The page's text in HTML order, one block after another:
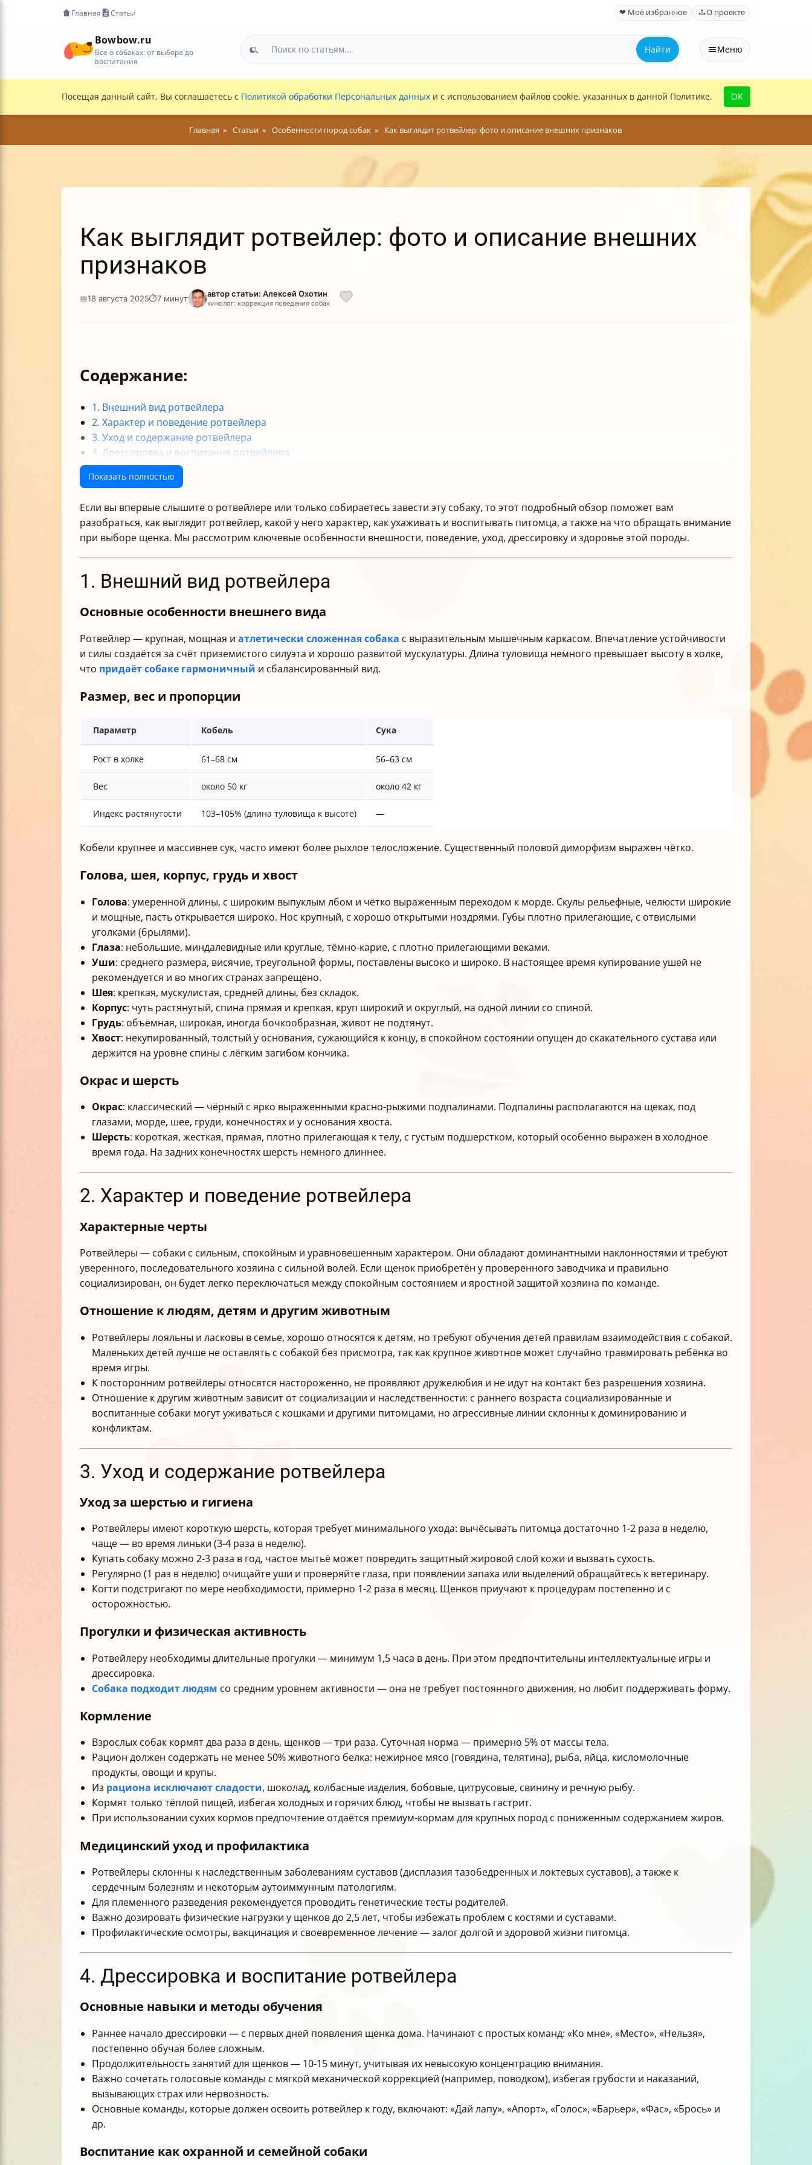
Главная Статьи ❤ Моё избранное О проекте
Bowbow.ru
Все о собаках: от выбора до
воспитания
Найти Меню
Посещая данный сайт, Вы соглашаетесь с Политикой обработки Персональных данных и с использованием файлов cookie, указанных в данной Политике. OK
Главная Статьи Особенности пород собак Как выглядит ротвейлер: фото и описание внешних признаков
Как выглядит ротвейлер: фото и описание внешних
признаков
📅18 августа 2025⏱7 минут автор статьи: Алексей Охотин
кинолог: коррекция поведения собак
Содержание:
1. Внешний вид ротвейлера
2. Характер и поведение ротвейлера
3. Уход и содержание ротвейлера
4. Дрессировка и воспитание ротвейлера
5. Здоровье и продолжительность жизни
6. Стандарты породы и выбор щенка
Показать полностью
Если вы впервые слышите о ротвейлере или только собираетесь завести эту собаку, то этот подробный обзор поможет вам
разобраться, как выглядит ротвейлер, какой у него характер, как ухаживать и воспитывать питомца, а также на что обращать внимание
при выборе щенка. Мы рассмотрим ключевые особенности внешности, поведение, уход, дрессировку и здоровье этой породы.
1. Внешний вид ротвейлера
Основные особенности внешнего вида
Ротвейлер — крупная, мощная и атлетически сложенная собака с выразительным мышечным каркасом. Впечатление устойчивости
и силы создаётся за счёт приземистого силуэта и хорошо развитой мускулатуры. Длина туловища немного превышает высоту в холке,
что придаёт собаке гармоничный и сбалансированный вид.
Размер, вес и пропорции
Параметр Кобель Сука
Рост в холке 61–68 см 56–63 см
Вес около 50 кг около 42 кг
Индекс растянутости 103–105% (длина туловища к высоте) —
Кобели крупнее и массивнее сук, часто имеют более рыхлое телосложение. Существенный половой диморфизм выражен чётко.
Голова, шея, корпус, грудь и хвост
Голова: умеренной длины, с широким выпуклым лбом и чётко выраженным переходом к морде. Скулы рельефные, челюсти широкие
и мощные, пасть открывается широко. Нос крупный, с хорошо открытыми ноздрями. Губы плотно прилегающие, с отвислыми
уголками (брылями).
Глаза: небольшие, миндалевидные или круглые, тёмно-карие, с плотно прилегающими веками.
Уши: среднего размера, висячие, треугольной формы, поставлены высоко и широко. В настоящее время купирование ушей не
рекомендуется и во многих странах запрещено.
Шея: крепкая, мускулистая, средней длины, без складок.
Корпус: чуть растянутый, спина прямая и крепкая, круп широкий и округлый, на одной линии со спиной.
Грудь: объёмная, широкая, иногда бочкообразная, живот не подтянут.
Хвост: некупированный, толстый у основания, сужающийся к концу, в спокойном состоянии опущен до скакательного сустава или
держится на уровне спины с лёгким загибом кончика.
Окрас и шерсть
Окрас: классический — чёрный с ярко выраженными красно-рыжими подпалинами. Подпалины располагаются на щеках, под
глазами, морде, шее, груди, конечностях и у основания хвоста.
Шерсть: короткая, жесткая, прямая, плотно прилегающая к телу, с густым подшерстком, который особенно выражен в холодное
время года. На задних конечностях шерсть немного длиннее.
2. Характер и поведение ротвейлера
Характерные черты
Ротвейлеры — собаки с сильным, спокойным и уравновешенным характером. Они обладают доминантными наклонностями и требуют
уверенного, последовательного хозяина с сильной волей. Если щенок приобретён у проверенного заводчика и правильно
социализирован, он будет легко переключаться между спокойным состоянием и яростной защитой хозяина по команде.
Отношение к людям, детям и другим животным
Ротвейлеры лояльны и ласковы в семье, хорошо относятся к детям, но требуют обучения детей правилам взаимодействия с собакой.
Маленьких детей лучше не оставлять с собакой без присмотра, так как крупное животное может случайно травмировать ребёнка во
время игры.
К посторонним ротвейлеры относятся настороженно, не проявляют дружелюбия и не идут на контакт без разрешения хозяина.
Отношение к другим животным зависит от социализации и наследственности: с раннего возраста социализированные и
воспитанные собаки могут уживаться с кошками и другими питомцами, но агрессивные линии склонны к доминированию и
конфликтам.
3. Уход и содержание ротвейлера
Уход за шерстью и гигиена
Ротвейлеры имеют короткую шерсть, которая требует минимального ухода: вычёсывать питомца достаточно 1-2 раза в неделю,
чаще — во время линьки (3-4 раза в неделю).
Купать собаку можно 2-3 раза в год, частое мытьё может повредить защитный жировой слой кожи и вызвать сухость.
Регулярно (1 раз в неделю) очищайте уши и проверяйте глаза, при появлении запаха или выделений обращайтесь к ветеринару.
Когти подстригают по мере необходимости, примерно 1-2 раза в месяц. Щенков приучают к процедурам постепенно и с
осторожностью.
Прогулки и физическая активность
Ротвейлеру необходимы длительные прогулки — минимум 1,5 часа в день. При этом предпочтительны интеллектуальные игры и
дрессировка.
Собака подходит людям со средним уровнем активности — она не требует постоянного движения, но любит поддерживать форму.
Кормление
Взрослых собак кормят два раза в день, щенков — три раза. Суточная норма — примерно 5% от массы тела.
Рацион должен содержать не менее 50% животного белка: нежирное мясо (говядина, телятина), рыба, яйца, кисломолочные
продукты, овощи и крупы.
Из рациона исключают сладости, шоколад, колбасные изделия, бобовые, цитрусовые, свинину и речную рыбу.
Кормят только тёплой пищей, избегая холодных и горячих блюд, чтобы не вызвать гастрит.
При использовании сухих кормов предпочтение отдаётся премиум-кормам для крупных пород с пониженным содержанием жиров.
Медицинский уход и профилактика
Ротвейлеры склонны к наследственным заболеваниям суставов (дисплазия тазобедренных и локтевых суставов), а также к
сердечным болезням и некоторым аутоиммунным патологиям.
Для племенного разведения рекомендуется проводить генетические тесты родителей.
Важно дозировать физические нагрузки у щенков до 2,5 лет, чтобы избежать проблем с костями и суставами.
Профилактические осмотры, вакцинация и своевременное лечение — залог долгой и здоровой жизни питомца.
4. Дрессировка и воспитание ротвейлера
Основные навыки и методы обучения
Раннее начало дрессировки — с первых дней появления щенка дома. Начинают с простых команд: «Ко мне», «Место», «Нельзя»,
постепенно обучая более сложным.
Продолжительность занятий для щенков — 10-15 минут, учитывая их невысокую концентрацию внимания.
Важно сочетать голосовые команды с мягкой механической коррекцией (например, поводком), избегая грубости и наказаний,
вызывающих страх или нервозность.
Основные команды, которые должен освоить ротвейлер к году, включают: «Дай лапу», «Апорт», «Голос», «Барьер», «Фас», «Брось» и
др.
Воспитание как охранной и семейной собаки